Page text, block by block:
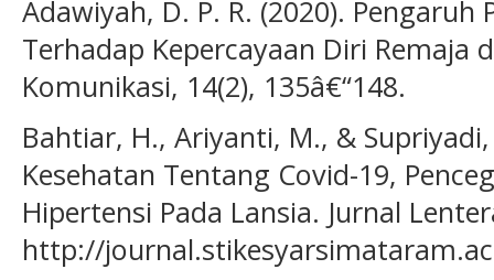
Adawiyah, D. P. R. (2020).
Terhadap Kepercayaan Diri Remaja
Komunikasi, 14(2), 135â€“148.
Bahtiar, H., Ariyanti, M., &
Kesehatan Tentang Covid-19,
Hipertensi Pada Lansia. Jurnal
http://